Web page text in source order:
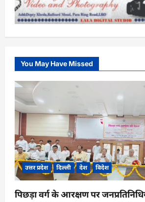
You May Have Missed
उत्तर प्रदेश दिल्ली देश विदेश
पिछड़ा वर्ग के आरक्षण पर